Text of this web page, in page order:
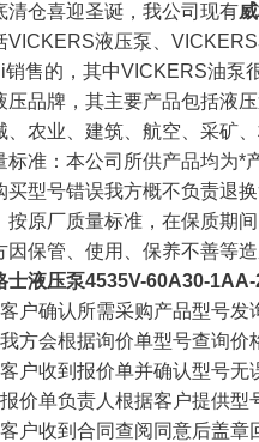
清仓喜迎圣诞，我公司现有
VICKERS液压泵、
销售的，其中VICKERS油泵
压品牌，其主要产品包括液
、农业、建筑、航空、采矿
标准：本公司所供产品均为*
买型号错误我方概不负责退
按原厂质量标准，在保质期
因保管、使用、保养不善等
士液压泵4535V-60A30-1AA-
户确认所需采购产品型号发
方会根据询价单型号查询
户收到报价单并确认型号无
价单负责人根据客户提供型
户收到合同查阅同意后盖章